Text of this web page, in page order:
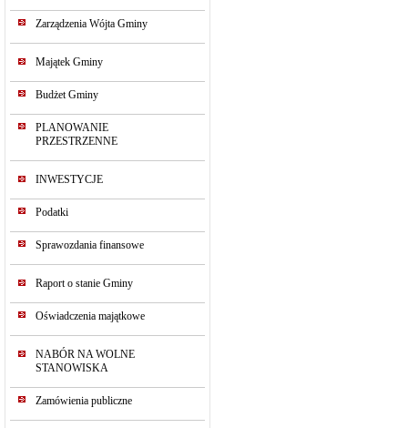
Zarządzenia Wójta Gminy
Majątek Gminy
Budżet Gminy
PLANOWANIE
PRZESTRZENNE
INWESTYCJE
Podatki
Sprawozdania finansowe
Raport o stanie Gminy
Oświadczenia majątkowe
NABÓR NA WOLNE
STANOWISKA
Zamówienia publiczne